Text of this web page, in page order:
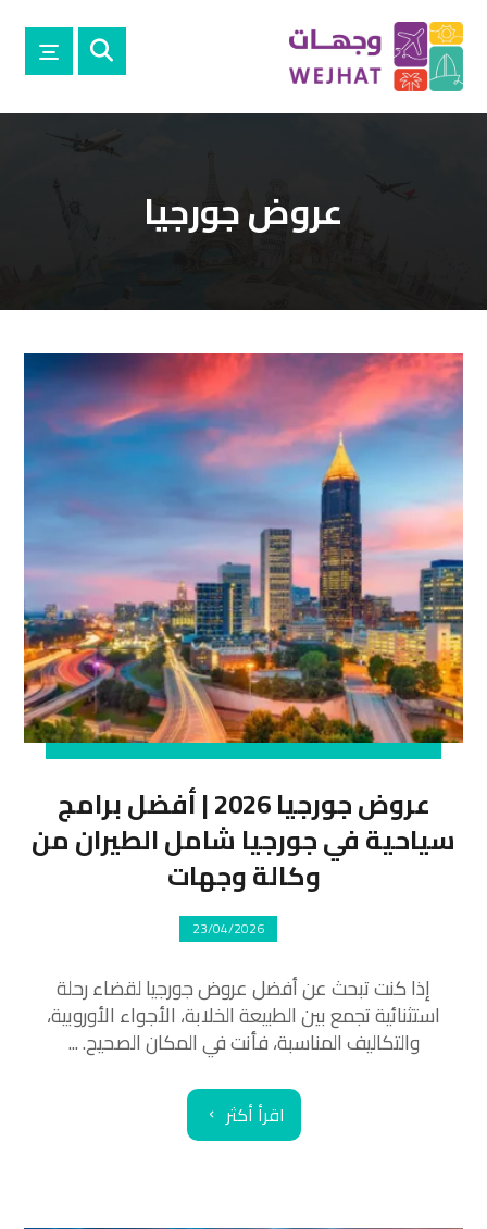
عروض جورجيا
عروض جورجيا 2026 | أفضل برامج
سياحية في جورجيا شامل الطيران من
وكالة وجهات
23/04/2026
إذا كنت تبحث عن أفضل عروض جورجيا لقضاء رحلة
استثنائية تجمع بين الطبيعة الخلابة، الأجواء الأوروبية،
والتكاليف المناسبة، فأنت في المكان الصحيح. ...
اقرأ أكثر